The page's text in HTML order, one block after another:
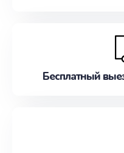
Бесплатный